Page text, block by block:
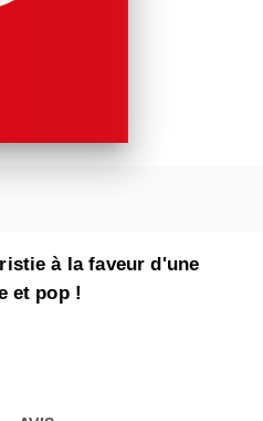
à la faveur d'une
et pop !